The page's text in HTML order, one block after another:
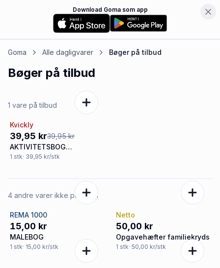
Download Goma som app
Goma Alle dagligvarer Bøgerpå tilbud
Bøger på tilbud
1 vare på tilbud
Tilbud
Kvickly
39,95 kr39,95 kr
AKTIVITETSBOG
BOGSTAVER & TAL 96
1 stk· 39,95 kr/stk
4 andre varer ikke på tilbud
REMA 1000
15,00 kr
MALEBOG
1 stk· 15,00 kr/stk
Netto
50,00 kr
Opgavehæfter familiekryds
1 stk· 50,00 kr/stk